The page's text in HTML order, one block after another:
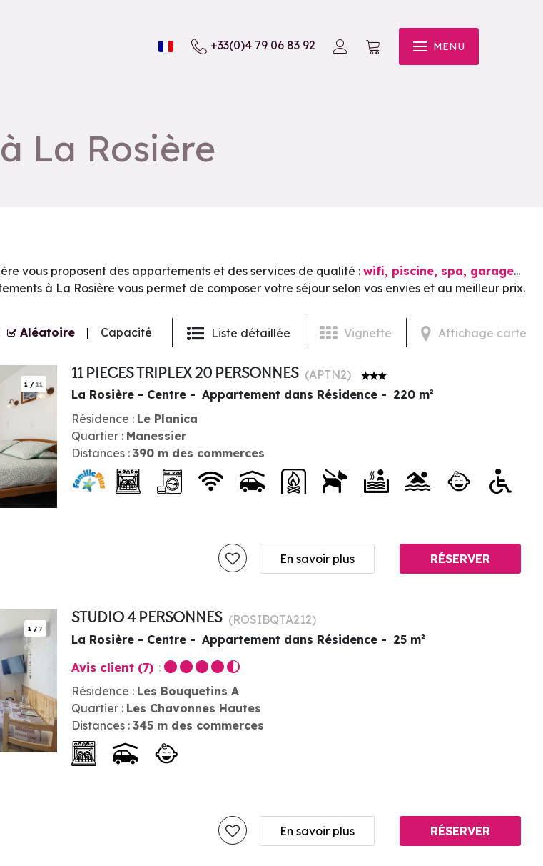
+33(0)4 79 06 83 92 MENU
La Rosière
vous proposent des appartements et des services de qualité :wifi, piscine, spa, garage...
à La Rosière vous permet de composer votre séjour selon vos envies et au meilleur prix.
Liste détaillée Vignette Affichage carte
Aléatoire Capacité
1 / 11
11 PIECES TRIPLEX 20 PERSONNES (APTN2)
La Rosière - Centre
Appartement dans Résidence 220 m²
Résidence : Le Planica
Quartier : Manessier
Distances : 390 m des commerces
En savoir plus RÉSERVER
1 / 7
STUDIO 4 PERSONNES (ROSIBQTA212)
La Rosière - Centre
Appartement dans Résidence 25 m²
Avis client (7)
Résidence : Les Bouquetins A
Quartier : Les Chavonnes Hautes
Distances : 345 m des commerces
En savoir plus RÉSERVER